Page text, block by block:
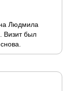
Людмила
Визит был